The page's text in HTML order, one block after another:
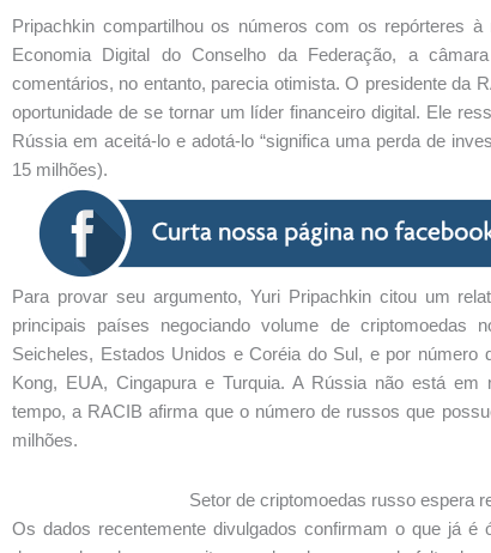
Pripachkin compartilhou os números com os repórteres
Economia Digital do Conselho da Federação, a
comentários, no entanto, parecia otimista. O presidente da
oportunidade de se tornar um líder financeiro digital. Ele
Rússia em aceitá-lo e adotá-lo “significa uma perda de
15 milhões).
Para provar seu argumento, Yuri Pripachkin citou um
principais países negociando volume de criptomoedas
Seicheles, Estados Unidos e Coréia do Sul, e por número
Kong, EUA, Cingapura e Turquia. A Rússia não está
tempo, a RACIB afirma que o número de russos que
milhões.
Setor de criptomoedas russo espera
Os dados recentemente divulgados confirmam o que já